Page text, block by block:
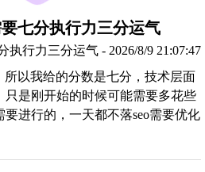
七分执行力三分运气
执行力三分运气 - 2026/8/9 21:07:47
所以我给的分数是七分，技术层面
只是刚开始的时候可能需要多花些
进行的，一天都不落seo需要优化